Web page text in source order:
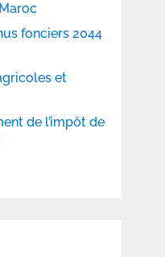
fonciers 2044
et
de l’impôt de